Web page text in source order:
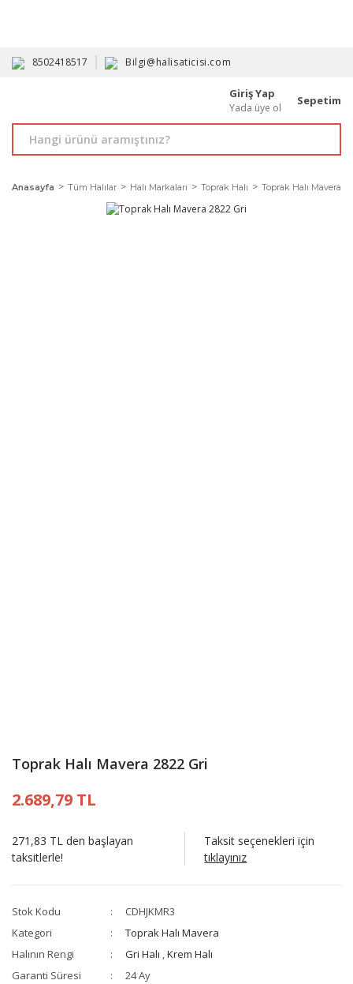
8502418517 Bilgi@halisaticisi.com
Giriş Yap
Yada üye ol
Sepetim
Anasayfa Tüm Halılar Halı Markaları Toprak Halı Toprak Halı Mavera
Toprak Halı Mavera 2822 Gri
2.689,79 TL
271,83 TL den başlayan
taksitlerle!
Taksit seçenekleri için
tıklayınız
Stok Kodu
CDHJKMR3
Kategori
Toprak Halı Mavera
Halının Rengi
Gri Halı ,Krem Halı
Garanti Süresi
24 Ay